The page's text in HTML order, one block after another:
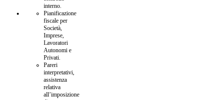
interno.
Pianificazione
fiscale per
Società,
Imprese,
Lavoratori
Autonomi e
Privati.
Pareri
interpretativi,
assistenza
relativa
all’imposizione